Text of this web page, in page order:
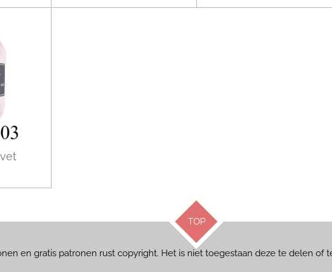
TOP
en gratis patronen rust copyright. Het is niet toegestaan deze te delen of